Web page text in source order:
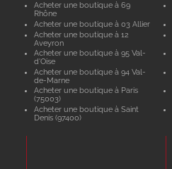
Acheter une boutique à 69
Rhône
Acheter une boutique à 03 Allier
Acheter une boutique à 12
Aveyron
Acheter une boutique à 95 Val-
d'Oise
Acheter une boutique à 94 Val-
de-Marne
Acheter une boutique à Paris
(75003)
Acheter une boutique à Saint
Denis (97400)